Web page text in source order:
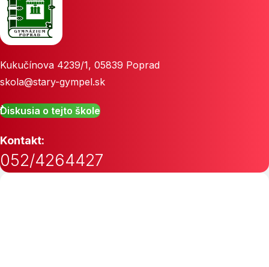
Kukučínova 4239/1, 05839 Poprad
skola@stary-gympel.sk
Diskusia o tejto škole
Kontakt:
052/4264427